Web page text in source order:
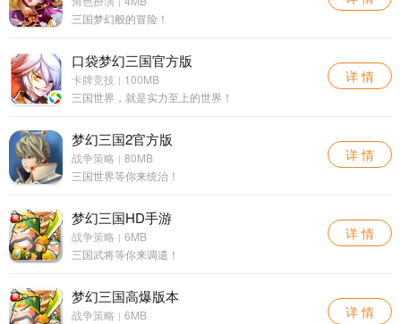
三国梦幻般的冒险！
口袋梦幻三国官方版
卡牌竞技 | 100MB
三国世界，就是实力至上的世界！
详 情
梦幻三国2官方版
战争策略 | 80MB
三国世界等你来统治！
详 情
梦幻三国HD手游
战争策略 | 6MB
三国武将等你来调遣！
详 情
梦幻三国高爆版本
战争策略 | 6MB
详 情